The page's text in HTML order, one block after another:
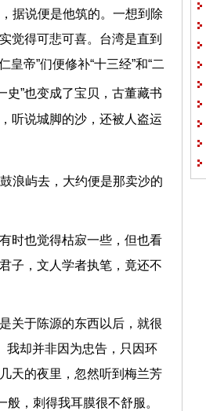
据说便是他筑的。一想到除
觉得可悲可喜。台湾是直到
帝”们便修补“十三经”和“二
史”也变成了宝贝，古董藏书
听说城脚的沙，还被人盗运
浪屿去，大约便是那卖沙的
时也觉得枯寂一些，但也看
子，文人学者执笔，竟还不
关于陈源的东西以后，就很
我却并非因为忠告，只因环
天的夜里，忽然听到梅兰芳
，刺得我耳膜很不舒服。